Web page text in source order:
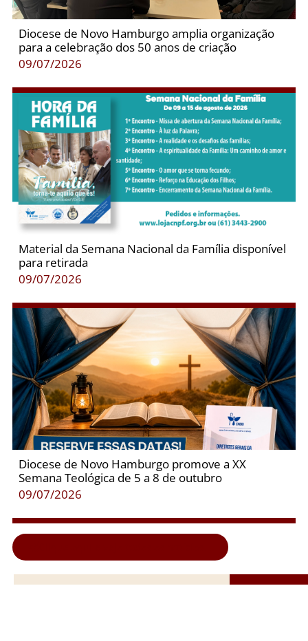
Diocese de Novo Hamburgo amplia organização
para a celebração dos 50 anos de criação
09/07/2026
Material da Semana Nacional da Família disponível
para retirada
09/07/2026
Diocese de Novo Hamburgo promove a XX
Semana Teológica de 5 a 8 de outubro
09/07/2026